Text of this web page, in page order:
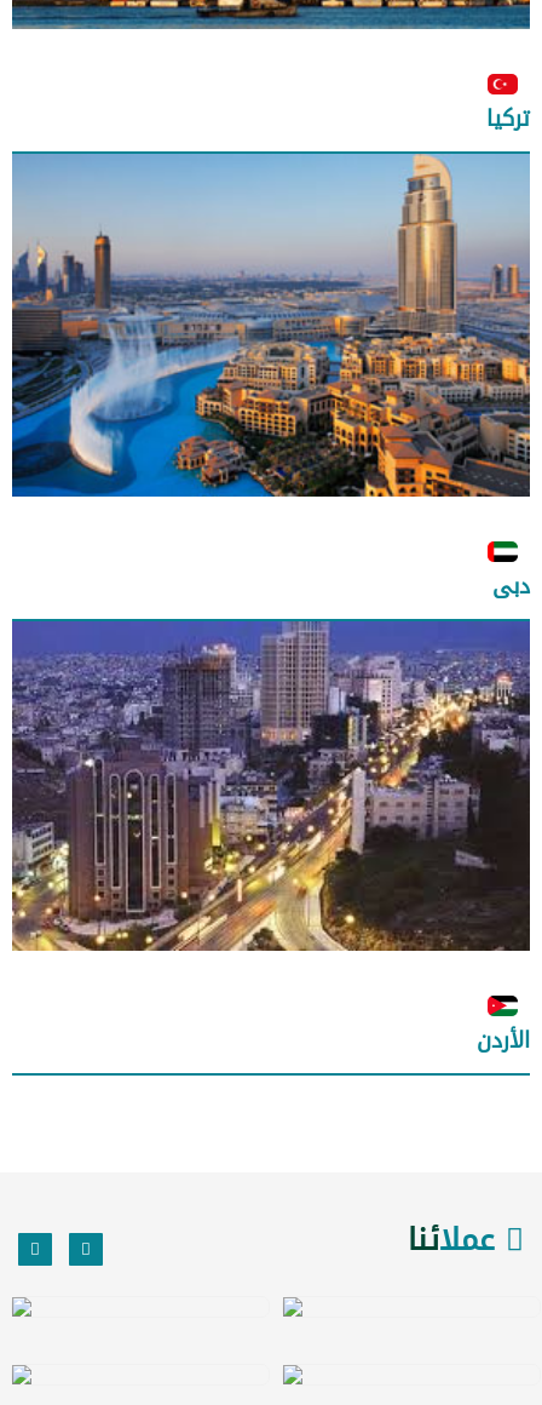
تركيا
دبى
الأردن
عملائنا